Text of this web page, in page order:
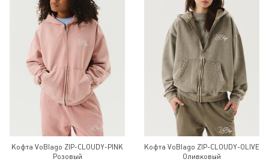
Кофта VoBlago ZIP-CLOUDY-PINK
Розовый
Кофта VoBlago ZIP-CLOUDY-OLIVE
Оливковый